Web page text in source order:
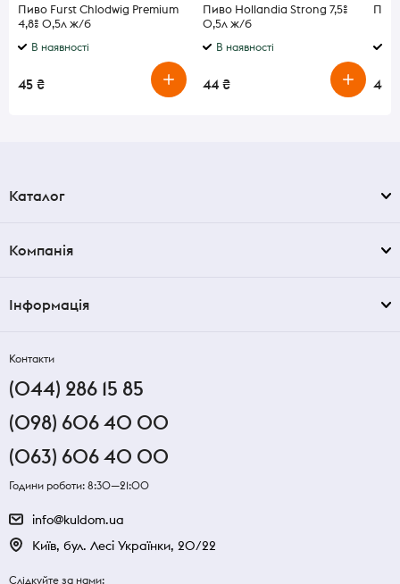
Пиво Furst Chlodwig Premium
4,8% 0,5л ж/б
В наявності
45 ₴
Пиво Hollandia Strong 7,5%
0,5л ж/б
В наявності
44 ₴ 46 ₴
Каталог
Компанія
Інформація
Контакти
(044) 286 15 85
(098) 606 40 00
(063) 606 40 00
Години роботи: 8:30—21:00
info@kuldom.ua
Київ, бул. Лесі Українки, 20/22
Слідкуйте за нами: